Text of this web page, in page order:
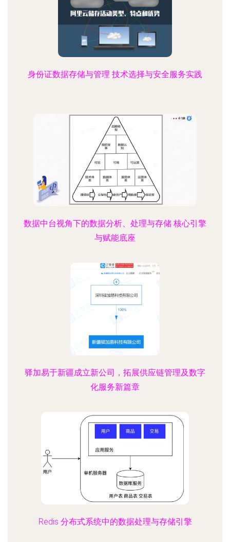
身份证数据存储与管理 技术选择与安全服务实践
数据中台视角下的数据分析、处理与存储 核心引擎
与赋能底座
驿加易于新疆成立新公司，拓展供应链管理及数字
化服务新篇章
Redis 分布式系统中的数据处理与存储引擎